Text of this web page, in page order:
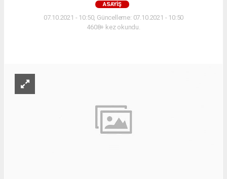
ASAYIŞ
07.10.2021 - 10:50, Güncelleme: 07.10.2021 - 10:50
4608+ kez okundu.